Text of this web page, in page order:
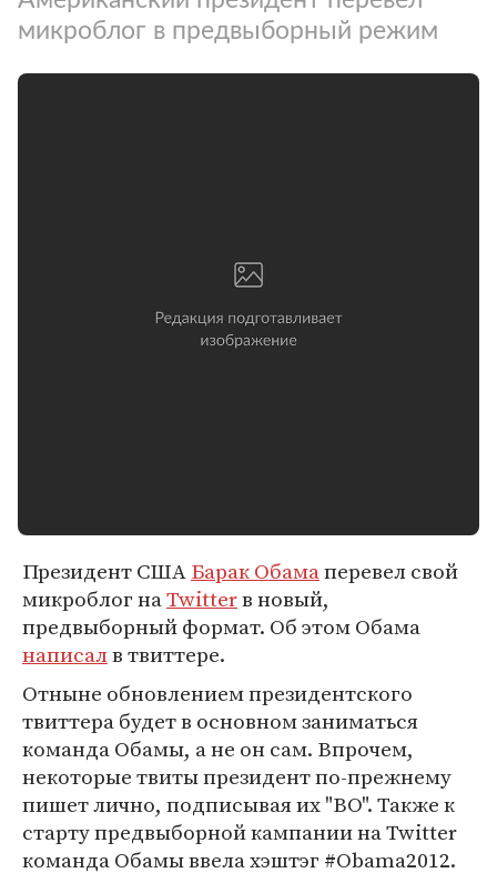
микроблог в предвыборный режим
Президент СШАБарак Обамаперевел свой
микроблог наTwitterв новый,
предвыборный формат. Об этом Обама
написалв твиттере.
Отныне обновлением президентского
твиттера будет в основном заниматься
команда Обамы, а не он сам. Впрочем,
некоторые твиты президент по-прежнему
пишет лично, подписывая их "BO". Также к
старту предвыборной кампании на Twitter
команда Обамы ввела хэштэг #Obama2012.